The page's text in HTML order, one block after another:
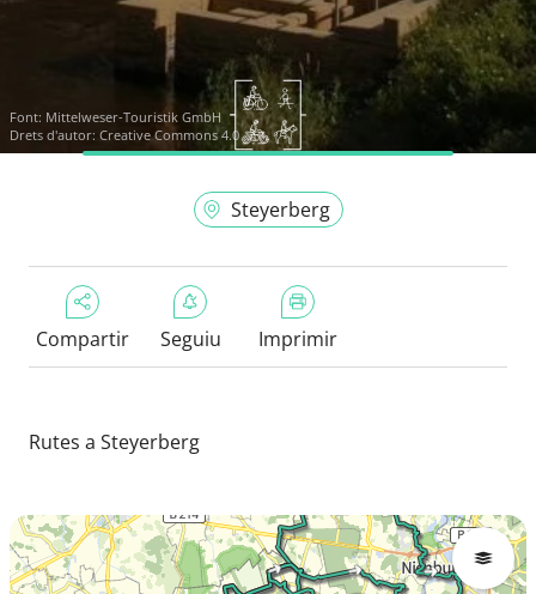
Font: Mittelweser-Touristik GmbH
Drets d'autor: Creative Commons 4.0
Steyerberg
Compartir Seguiu Imprimir
Rutes a Steyerberg